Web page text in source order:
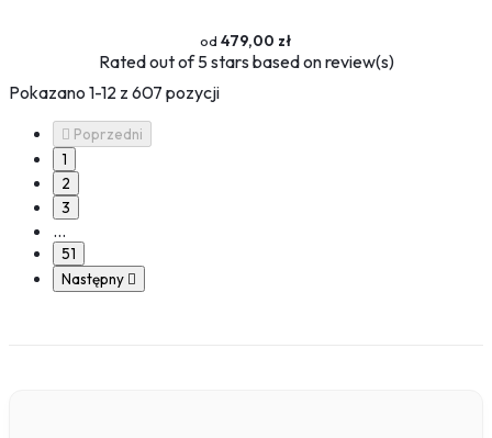
479,00 zł
Ratedout of 5 stars based onreview(s)
Pokazano 1-12 z 607 pozycji
 Poprzedni
1
2
3
…
51
Następny 